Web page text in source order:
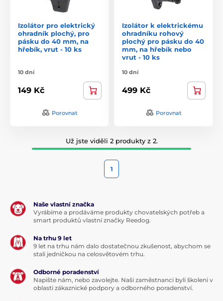
Izolátor pro elektrický
ohradník plochý, pro
pásku do 40 mm, na
hřebík, vrut - 10 ks
10 dní
149 Kč
Porovnat
Izolátor k elektrickému
ohradníku rohový
plochý pro pásku do 40
mm, na hřebík nebo
vrut - 10 ks
10 dní
499 Kč
Porovnat
Už jste viděli 2 produkty z 2.
1
Naše vlastní značka
Vyrábíme a prodáváme produkty chovatelských potřeb a
smart produktů vlastní značky Reedog.
Na trhu 9 let
9 let na trhu nám dalo dostatečnou zkušenost, abychom se
stali jedničkou na celosvětovém trhu.
Odborné poradenství
Napište nám, nebo zavolejte. Naši zaměstnanci byli školeni v
oblasti zákaznické podpory a odborného poradenství.